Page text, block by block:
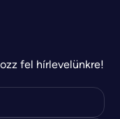
fel hírlevelünkre!